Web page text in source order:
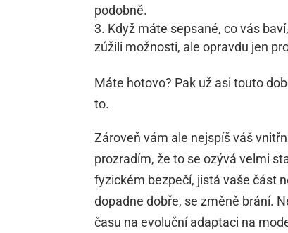
podobně.
Když máte sepsané, co vás
zúžili možnosti, ale opravdu jen
Máte hotovo? Pak už asi touto
to.
Zároveň vám ale nejspíš váš
prozradím, že to se ozývá velmi
fyzickém bezpečí, jistá vaše část
dopadne dobře, se změně brání.
času na evoluční adaptaci na